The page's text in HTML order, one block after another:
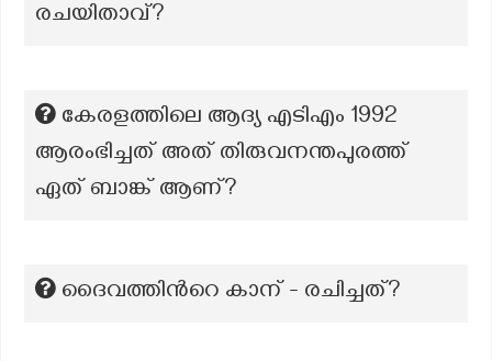
രചയിതാവ്?
കേരളത്തിലെ ആദ്യ എടിഎം 1992
ആരംഭിച്ചത് അത് തിരുവനന്തപുരത്ത്
ഏത് ബാങ്ക് ആണ്?
ദൈവത്തിന്‍റെ കാന് - രചിച്ചത്?